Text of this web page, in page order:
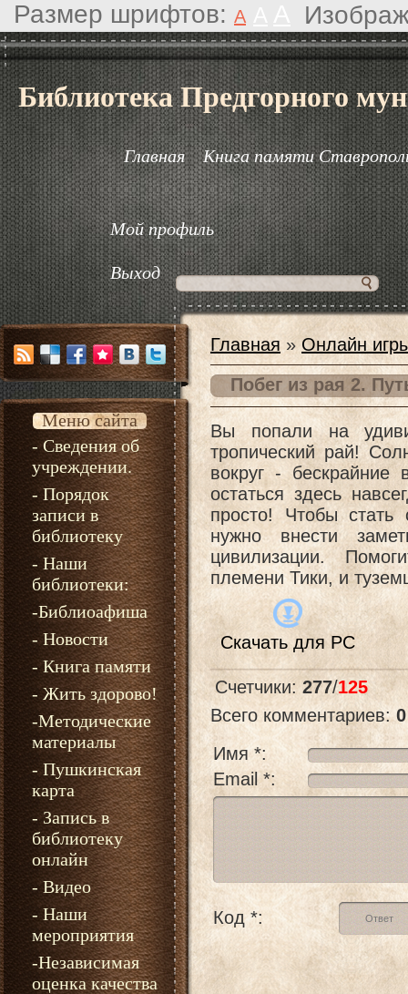
Размер шрифтов: A
Библиотека Предгорного
Главная Книга памяти
Мой профиль
Выход
Меню сайта
- Сведения об
учреждении.
- Порядок
записи в
библиотеку
- Наши
библиотеки:
-Библиоафиша
- Новости
- Книга памяти
- Жить здорово!
-Методические
материалы
- Пушкинская
карта
- Запись в
библиотеку
онлайн
- Видео
- Наши
мероприятия
-Независимая
оценка качества
Главная »Онлайн
Побег из рая 2.
Вы попали на
тропический рай!
вокруг -
остаться здесь
просто! Чтобы
нужно внести
цивилизации.
племени Тики, и
Скачать дляPC
Счетчики: 277/125
Всего комментариев:0
Имя *:
Email *:
Код *: